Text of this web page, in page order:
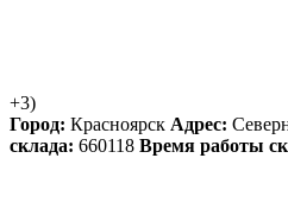
+3)
Город: Красноярск Адрес:
склада: 660118 Время работы